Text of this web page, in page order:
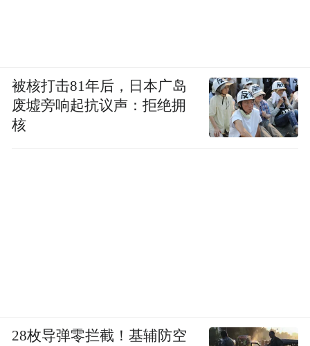
被核打击81年后，日本广岛
废墟旁响起抗议声：拒绝拥
核
28枚导弹零拦截！基辅防空